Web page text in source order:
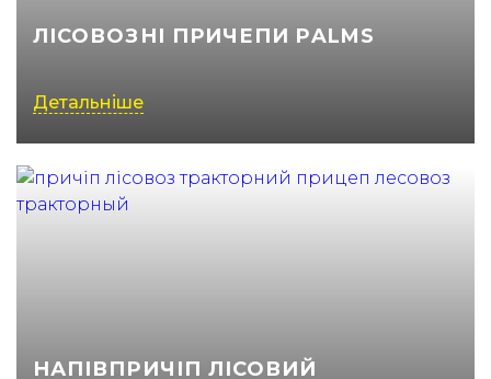
ЛІСОВОЗНІ ПРИЧЕПИ PALMS
Детальніше
НАПІВПРИЧІП ЛІСОВИЙ